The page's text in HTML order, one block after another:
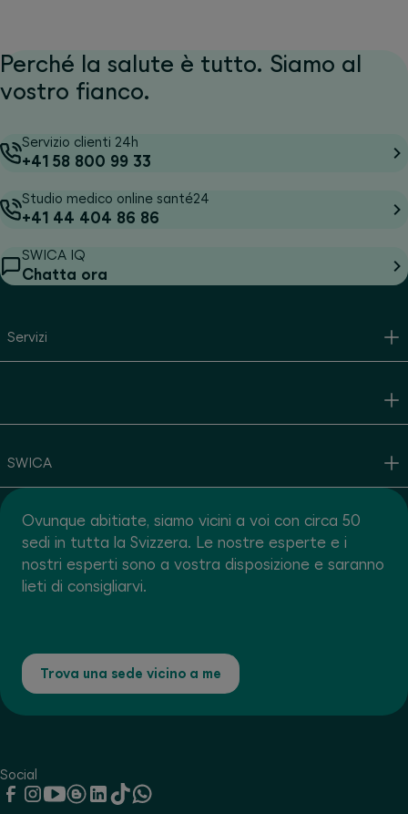
Perché la salute è tutto. Siamo al
vostro fianco.
Servizio clienti 24h
+41 58 800 99 33
Studio medico online santé24
+41 44 404 86 86
SWICA IQ
Chatta ora
Servizi
SWICA
Ovunque abitiate, siamo vicini a voi con circa 50
sedi in tutta la Svizzera. Le nostre esperte e i
nostri esperti sono a vostra disposizione e saranno
lieti di consigliarvi.
Trova una sede vicino a me
Social